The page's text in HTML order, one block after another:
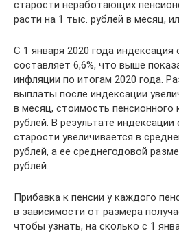
старости неработающих
расти на 1 тыс. рублей в месяц,
С 1 января 2020 года индексация
составляет 6,6%, что выше
инфляции по итогам 2020 года.
выплаты после индексации
в месяц, стоимость
рублей. В результате индексации
старости увеличивается в
рублей, а ее среднегодовой
рублей.
Прибавка к пенсии у каждого
в зависимости от размера
чтобы узнать, на сколько с 1